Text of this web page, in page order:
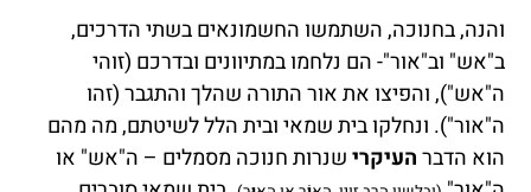
והנה, בחנוכה, השתמשו החשמונאים בשתי הדרכים,
ב"אש" וב"אור"- הם נלחמו במתיוונים ובדרכם (זוהי
ה"אש"), והפיצו את אור התורה שהלך והתגבר (זהו
ה"אור"). ונחלקו בית שמאי ובית הלל לשיטתם, מה מהם
הוא הדברהעיקרישנרות חנוכה מסמלים – ה"אש" או